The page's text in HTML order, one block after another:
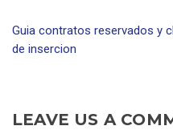
Guia contratos reservados y
de insercion
LEAVE US A